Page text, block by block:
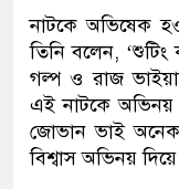
নাটকে অভিষেক
তিনি বলেন,
গল্প ও রাজ
এই নাটকে অভিনয়
জোভান ভাই
বিশ্বাস অভিনয়